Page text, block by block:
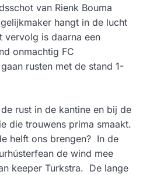
van Rienk Bouma
hangt in de lucht
vervolg is daarna een
onmachtig FC
rusten met de stand 1-
rust in de kantine en bij de
die trouwens prima smaakt.
helft ons brengen? In de
de wind mee
keeper Turkstra. De lange